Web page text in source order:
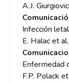
A.J.
Infección
E. Halac et al.
Enfermedad
F.P. Polack